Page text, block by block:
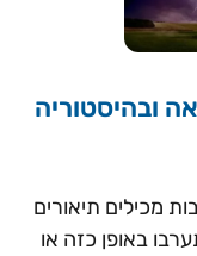
ובהיסטוריה
מכילים תיאורים
באופן כזה או